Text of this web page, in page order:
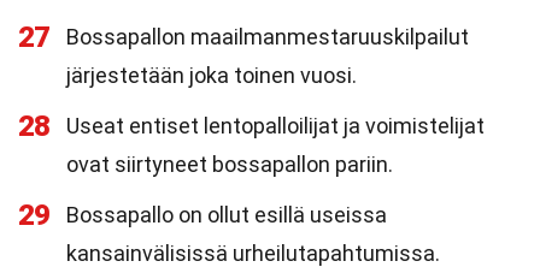
27
Bossapallon maailmanmestaruuskilpailut
järjestetään joka toinen vuosi.
28
Useat entiset lentopalloilijat ja voimistelijat
ovat siirtyneet bossapallon pariin.
29
Bossapallo on ollut esillä useissa
kansainvälisissä urheilutapahtumissa.